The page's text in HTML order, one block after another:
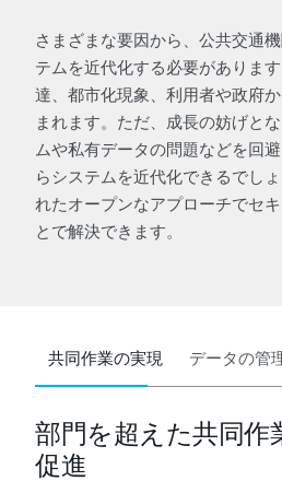
さまざまな要因から、公共交通
テムを近代化する必要がありま
達、都市化現象、利用者や政府
まれます。ただ、成長の妨げと
ムや私有データの問題などを回
らシステムを近代化できるでし
れたオープンなアプローチでセ
とで解決できます。
共同作業の実現 データの管
部門を超えた共同作
促進